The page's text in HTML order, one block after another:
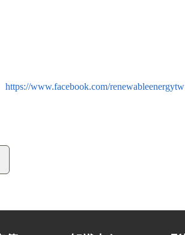
https://www.facebook.com/renewableenergytw